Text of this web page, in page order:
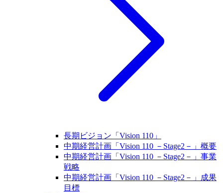
長期ビジョン「Vision 110」
中期経営計画「Vision 110 －Stage2－」概要
中期経営計画「Vision 110 －Stage2－」事業
戦略
中期経営計画「Vision 110 －Stage2－」成果
目標